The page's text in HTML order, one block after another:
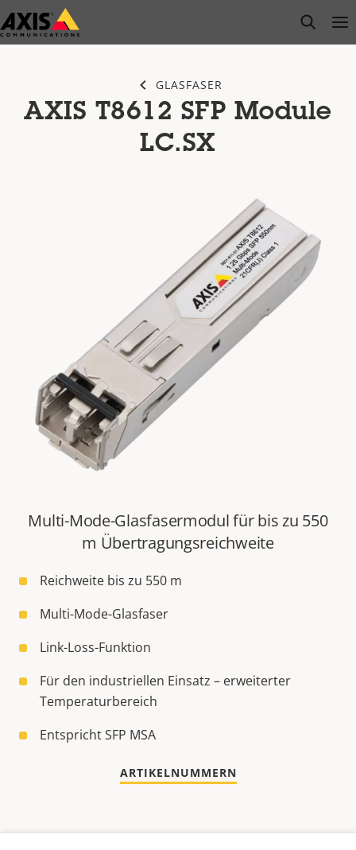
Zum
Hauptinhalt
open
GLASFASER
AXIS T8612 SFP Module
LC.SX
Multi-Mode-Glasfasermodul für bis zu 550
m Übertragungsreichweite
Reichweite bis zu 550 m
Multi-Mode-Glasfaser
Link-Loss-Funktion
Für den industriellen Einsatz – erweiterter
Temperaturbereich
Entspricht SFP MSA
ARTIKELNUMMERN